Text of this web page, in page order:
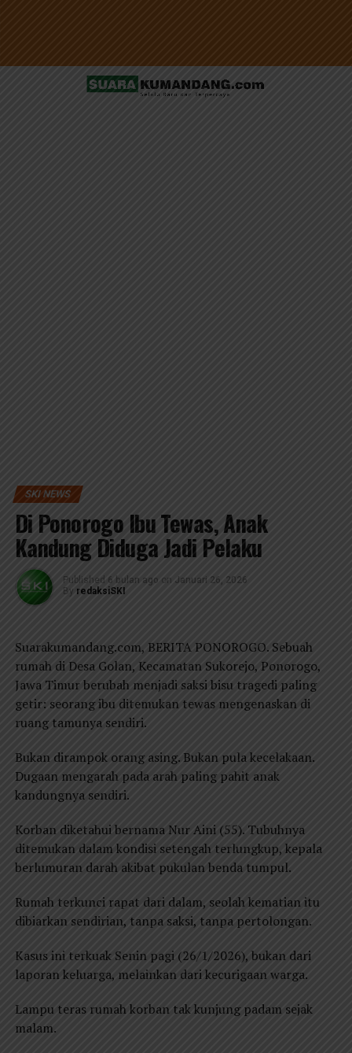
SKI NEWS
Di Ponorogo Ibu Tewas, Anak
Kandung Diduga Jadi Pelaku
Published 6 bulan ago on Januari 26, 2026
By redaksiSKI
Suarakumandang.com, BERITA PONOROGO. Sebuah
rumah di Desa Golan, Kecamatan Sukorejo, Ponorogo,
Jawa Timur berubah menjadi saksi bisu tragedi paling
getir: seorang ibu ditemukan tewas mengenaskan di
ruang tamunya sendiri.
Bukan dirampok orang asing. Bukan pula kecelakaan.
Dugaan mengarah pada arah paling pahit anak
kandungnya sendiri.
Korban diketahui bernama Nur Aini (55). Tubuhnya
ditemukan dalam kondisi setengah terlungkup, kepala
berlumuran darah akibat pukulan benda tumpul.
Rumah terkunci rapat dari dalam, seolah kematian itu
dibiarkan sendirian, tanpa saksi, tanpa pertolongan.
Kasus ini terkuak Senin pagi (26/1/2026), bukan dari
laporan keluarga, melainkan dari kecurigaan warga.
Lampu teras rumah korban tak kunjung padam sejak
malam.